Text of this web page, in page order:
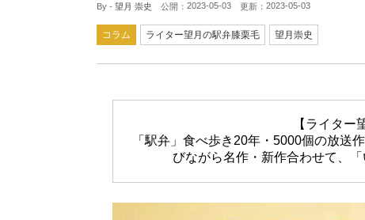
By - 望月 崇史 公開： 2023-05-03 更新： 2023-05-03
コラム ライター望月の駅弁膝栗毛 望月崇史
【ライター
「駅弁」食べ歩き20年・5000個の放送
びながら名作・新作合わせて、